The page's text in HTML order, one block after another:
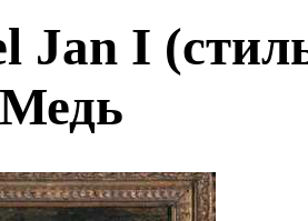
Jan I